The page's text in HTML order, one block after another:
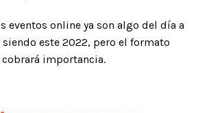
eventos online ya son algo del día a
este 2022, pero el formato
importancia.